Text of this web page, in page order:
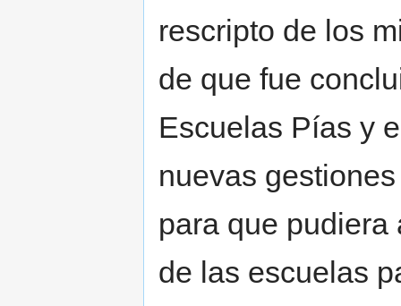
rescripto de los
de que fue
Escuelas Pías y
nuevas
para que
de las escuelas